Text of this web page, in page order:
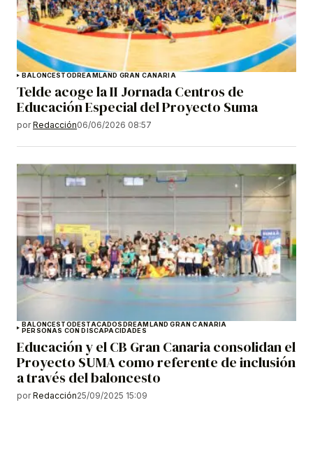
BALONCESTODREAMLAND GRAN CANARIA
Telde acoge la II Jornada Centros de
Educación Especial del Proyecto Suma
por Redacción06/06/2026 08:57
BALONCESTO DESTACADOS DREAMLAND GRAN CANARIA
PERSONAS CON DISCAPACIDADES
Educación y el CB Gran Canaria consolidan el
Proyecto SUMA como referente de inclusión
a través del baloncesto
por Redacción25/09/2025 15:09